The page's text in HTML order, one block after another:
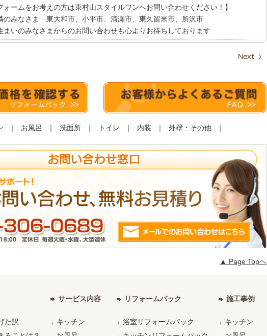
ォームをお考えの方は東村山スタイルワンへお問い合わせください！】
のみなさま 東大和市、小平市、清瀬市、東久留米市、所沢市
まいのみなさまからのお問い合わせも心よりお待ちしております
｜ お風呂 ｜ 洗面所 ｜ トイレ ｜ 内装 ｜ 外壁・その他 ｜
▲ Page Topへ
た訳
サービス内容
キッチン
リフォームパック
浴室リフォームパック
施工事例
キッチン